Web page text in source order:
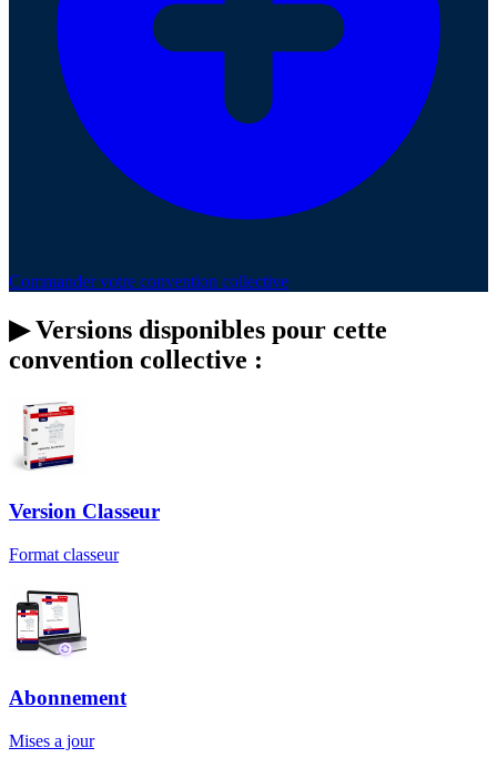
Commander votre convention collective
▶Versions disponibles pour cette
convention collective :
Version Classeur
Format classeur
Abonnement
Mises a jour